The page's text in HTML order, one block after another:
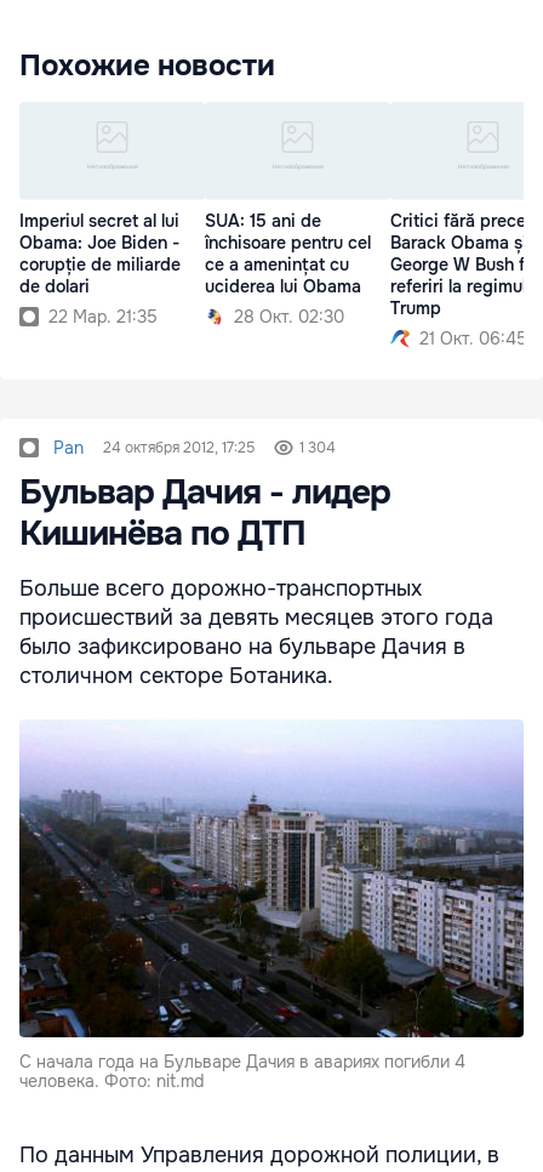
Похожие новости
Imperiul secret al lui
Obama: Joe Biden -
corupție de miliarde
de dolari
22 Мар. 21:35
SUA: 15 ani de
închisoare pentru cel
ce a amenințat cu
uciderea lui Obama
28 Окт. 02:30
Critici fără
Barack Obama și
George W Bush fac
referiri la regimul
Trump
21 Окт. 06:45
Pan 24 октября 2012, 17:25 1 304
Бульвар Дачия - лидер
Кишинёва по ДТП
Больше всего дорожно-транспортных
происшествий за девять месяцев этого года
было зафиксировано на бульваре Дачия в
столичном секторе Ботаника.
С начала года на Бульваре Дачия в авариях погибли 4
человека. Фото: nit.md
По данным Управления дорожной полиции, в